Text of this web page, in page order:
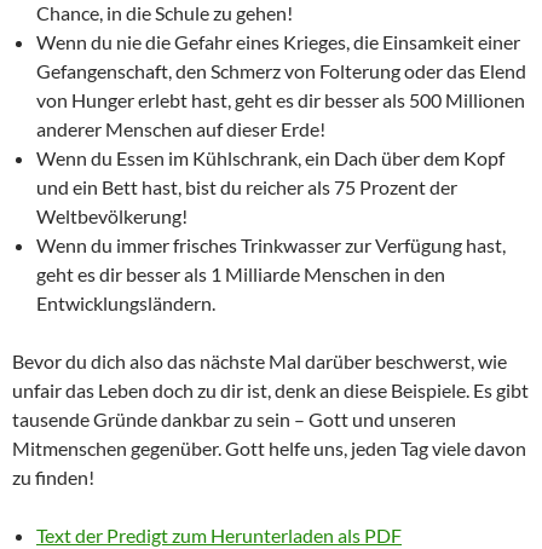
Chance, in die Schule zu gehen!
Wenn du nie die Gefahr eines Krieges, die Einsamkeit einer
Gefangenschaft, den Schmerz von Folterung oder das Elend
von Hunger erlebt hast, geht es dir besser als 500 Millionen
anderer Menschen auf dieser Erde!
Wenn du Essen im Kühlschrank, ein Dach über dem Kopf
und ein Bett hast, bist du reicher als 75 Prozent der
Weltbevölkerung!
Wenn du immer frisches Trinkwasser zur Verfügung hast,
geht es dir besser als 1 Milliarde Menschen in den
Entwicklungsländern.
Bevor du dich also das nächste Mal darüber beschwerst, wie
unfair das Leben doch zu dir ist, denk an diese Beispiele. Es gibt
tausende Gründe dankbar zu sein – Gott und unseren
Mitmenschen gegenüber. Gott helfe uns, jeden Tag viele davon
zu finden!
Text der Predigt zum Herunterladen als PDF